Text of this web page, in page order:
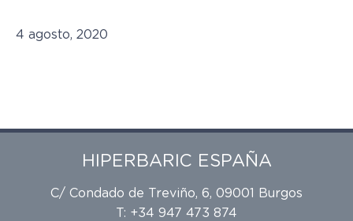
4 agosto, 2020
HIPERBARIC ESPAÑA
C/ Condado de Treviño, 6, 09001 Burgos
T: +34 947 473 874